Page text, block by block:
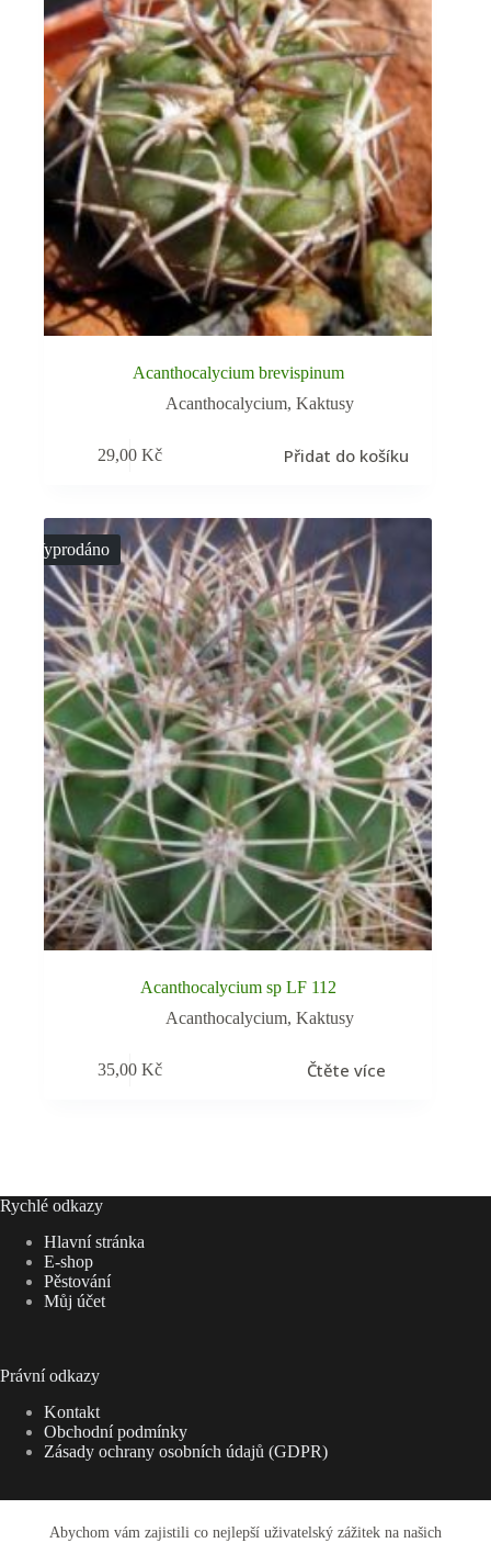
Abychom vám zajistili co nejlepší uživatelský zážitek na našich
Acanthocalycium brevispinum
Acanthocalycium,Kaktusy
29,00Kč Přidat do košíku
Vyprodáno
Acanthocalycium sp LF 112
Acanthocalycium,Kaktusy
35,00Kč Čtěte více
Rychlé odkazy
Hlavní stránka
E-shop
Pěstování
Můj účet
Právní odkazy
Kontakt
Obchodní podmínky
Zásady ochrany osobních údajů (GDPR)